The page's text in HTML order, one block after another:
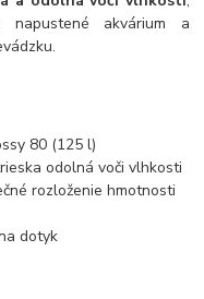
akvárium a
80 (125 l)
odolná voči vlhkosti
rozloženie hmotnosti
dotyk